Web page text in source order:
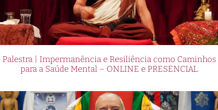
Palestra | Impermanência e Resiliência como Caminhos
para a Saúde Mental – ONLINE e PRESENCIAL